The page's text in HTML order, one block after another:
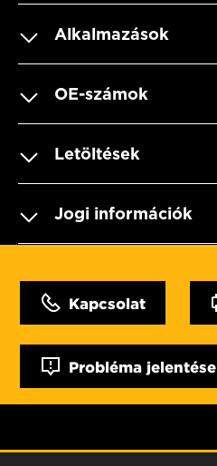
Alkalmazások
OE-számok
Letöltések
Jogi információk
Kapcsolat
Probléma jelentése